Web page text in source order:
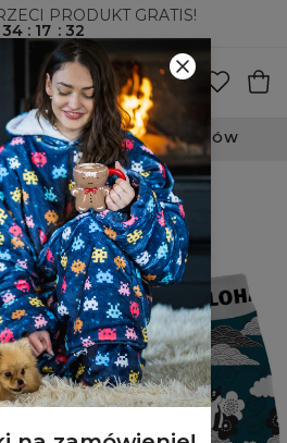
PRODUKT GRATIS!
34 : 17 : 32
I DO PACZKOMATÓW